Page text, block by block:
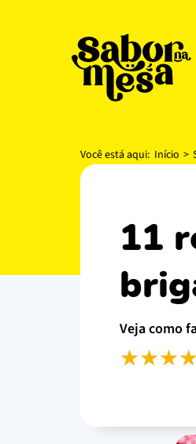
Você está aqui: Início >
11 receitas de brigadeiro de nesquik: o melhor
veja como